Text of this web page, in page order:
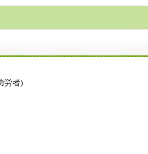
労者)